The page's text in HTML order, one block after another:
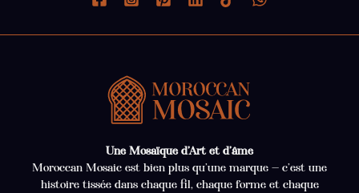
Une Mosaïque d’Art et d’âme
Moroccan Mosaic est bien plus qu’une marque — c’est une
histoire tissée dans chaque fil, chaque forme et chaque